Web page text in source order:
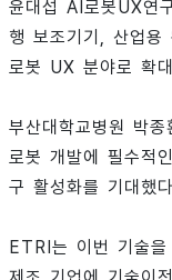
윤대섭 AI로봇UX연
행 보조기기, 산업용
로봇 UX 분야로 확
부산대학교병원 박
로봇 개발에 필수적
구 활성화를 기대했
ETRI는 이번 기술